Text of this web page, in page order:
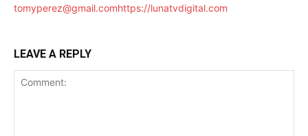
tomyperez@gmail.comhttps://lunatvdigital.com
LEAVE A REPLY